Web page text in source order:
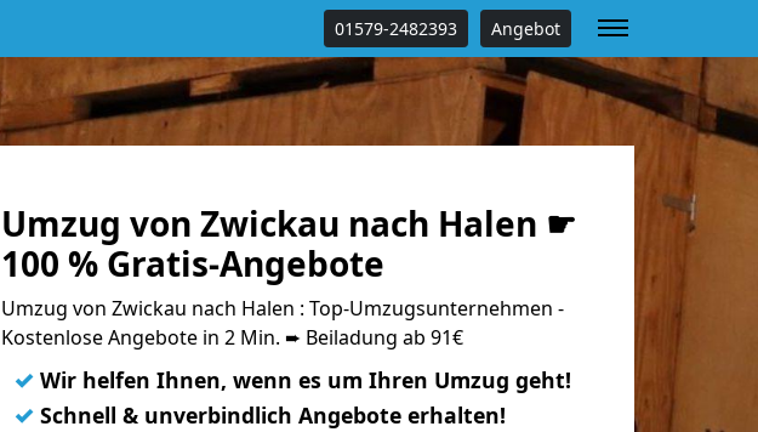
01579-2482393 Angebot
Umzug von Zwickau nach Halen ☛
100 % Gratis-Angebote
Umzug von Zwickau nach Halen : Top-Umzugsunternehmen -
Kostenlose Angebote in 2 Min. ➨ Beiladung ab 91€
✓ Wir helfen Ihnen, wenn es um Ihren Umzug geht!
✓ Schnell & unverbindlich Angebote erhalten!